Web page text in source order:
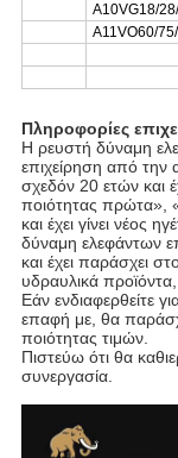
A10VG18/
A11VO60/
Πληροφορίες
Η ρευστή δύναμη
επιχείρηση από την
σχεδόν 20 ετών και
ποιότητας πρώτα»,
και έχει γίνει νέος
δύναμη ελεφάντων
και έχει παράσχει
υδραυλικά
Εάν ενδιαφερθείτε
επαφή με, θα
ποιότητας τιμών.
Πιστεύω ότι θα
συνεργασία.